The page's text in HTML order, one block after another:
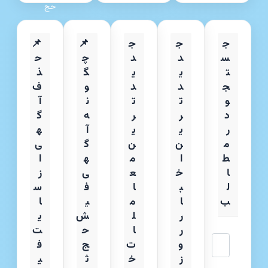
حج
ج
س
ت
ج
و
د
ر
م
ط
ا
ل
ب
ج
د
ی
د
ت
ر
ی
ن
ا
خ
ب
ا
ر
ر
و
ز
ج
د
ی
د
ت
ر
ی
ن
م
ع
ا
م
ل
ا
ت
خ
📌
چ
گ
و
ن
ه
آ
گ
ه
ی
ف
ی
ش
ح
ج
ث
📌
ح
ذ
ف
آ
گ
ه
ی
ا
ز
س
ا
ی
ت
ف
ی